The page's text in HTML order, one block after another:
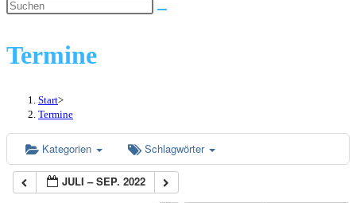
Diese
durchsuchen
Termine
Start>
Termine
Kategorien Schlagwörter
JULI – SEP. 2022